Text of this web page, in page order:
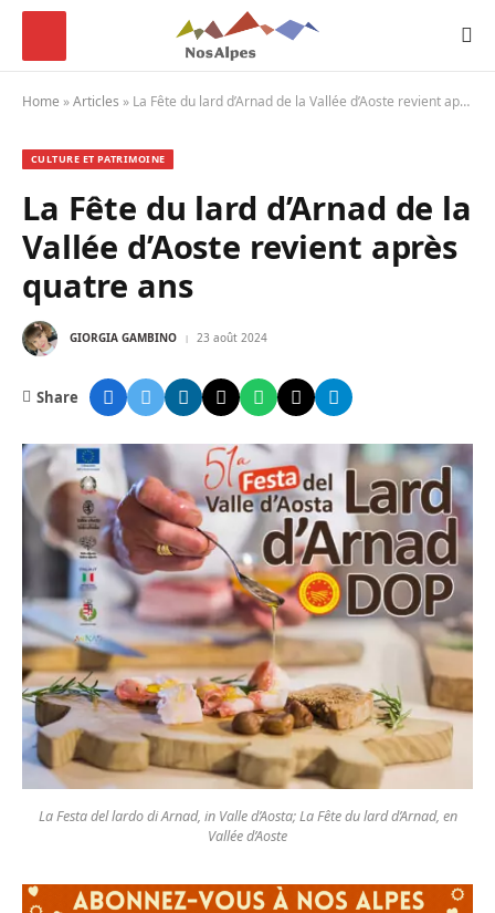
Home »Articles » La Fête du lard d’Arnad de la Vallée d’Aoste revient après quatre ans
CULTURE ET PATRIMOINE
La Fête du lard d’Arnad de la
Vallée d’Aoste revient après
quatre ans
GIORGIA GAMBINO 23 août 2024
Share
La Festa del lardo di Arnad, in Valle d’Aosta; La Fête du lard d’Arnad, en
Vallée d’Aoste